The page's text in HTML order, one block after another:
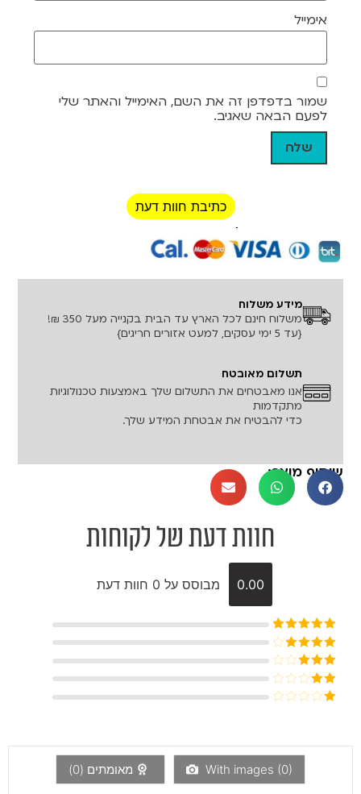
אימייל
שמור בדפדפן זה את השם, האימייל והאתר שלי
לפעם הבאה שאגיב.
כתיבת חוות דעת
רכישה מאובטחת!
מידע משלוח
משלוח חינם לכל הארץ עד הבית בקנייה מעל 350 ₪!
{עד 5 ימי עסקים, למעט אזורים חריגים}
תשלום מאובטח
אנו מאבטחים את התשלום שלך באמצעות טכנולוגיות
מתקדמות
כדי להבטיח את אבטחת המידע שלך.
שיתוף מוצר:
חוות דעת של לקוחות
0.00 מבוסס על 0 חוות דעת
דורג5מתוך
5
דורג4
דורג3
מתוך 5
דורג
5
With images (0) מאומתים (0
)